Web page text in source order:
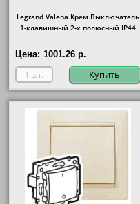
Legrand Valena Крем Выключатель
1-клавишный 2-х полюсный IP44
Цена: 1001.26 р.
Купить